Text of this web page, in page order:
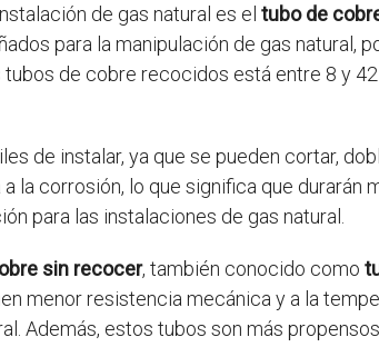
de gas natural es el tubo de
para la manipulación de gas natural,
de cobre recocidos está entre 8 y
de instalar, ya que se pueden cortar,
la corrosión, lo que significa que durarán
para las instalaciones de gas natural.
sin recocer, también conocido como
menor resistencia mecánica y a la
Además, estos tubos son más